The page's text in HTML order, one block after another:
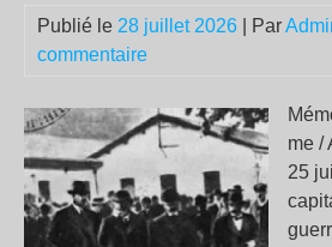
Publié le 28 juillet 2026 | Par
commentaire
me /
25